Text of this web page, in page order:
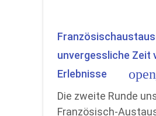
unvergessliche Zeit
Erlebnisse
Die zweite Runde
Französisch-